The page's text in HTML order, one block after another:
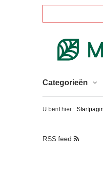
Categorieën
U bent hier.:
RSS feed